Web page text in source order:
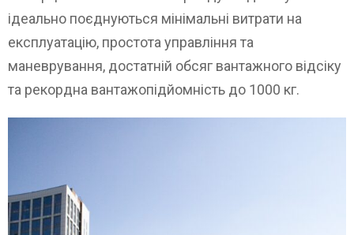
ідеально поєднуються мінімальні витрати на
експлуатацію, простота управління та
маневрування, достатній обсяг вантажного відсіку
та рекордна вантажопідйомність до 1000 кг.